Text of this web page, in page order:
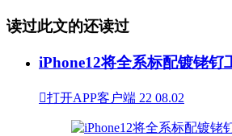
读过此文的还读过
iPhone12将全系标配镀铑钌
打开APP客户端 22 08.02